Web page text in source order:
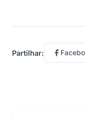
Partilhar: